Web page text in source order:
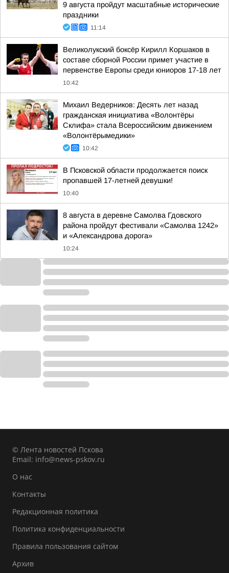
9 августа пройдут масштабные исторические
праздники
11:14
Великолукский боксёр Кирилл Коршаков в
составе сборной России примет участие в
первенстве Европы среди юниоров 17-18 лет
10:42
Михаил Ведерников: Десять лет назад
гражданская инициатива «Волонтёры
Склифа» стала Всероссийским движением
«Волонтёрымедики»
10:42
В Псковской области продолжается поиск
пропавшей 17-летней девушки!
10:40
8 августа в деревне Самолва Гдовского
района пройдут фестивали «Самолва 1242»
и «Александрова дорога»
10:24
© Лента новостей Пскова
Email: info@news-pskov.ru
О нас
Контакты
Редакционная политика
Политика конфиденциальности
Правила пользования сайтом
Архив